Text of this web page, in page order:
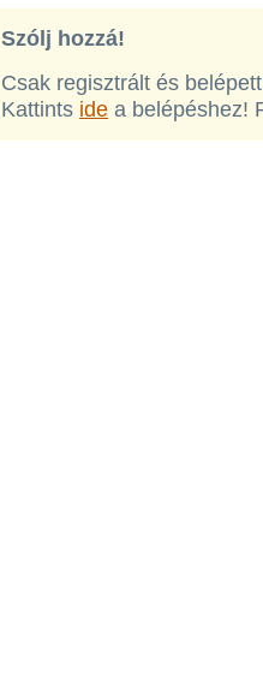
Szólj hozzá!
Csak regisztrált és
Kattints ide a belépéshez!